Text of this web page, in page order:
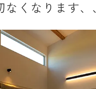
なくなります、